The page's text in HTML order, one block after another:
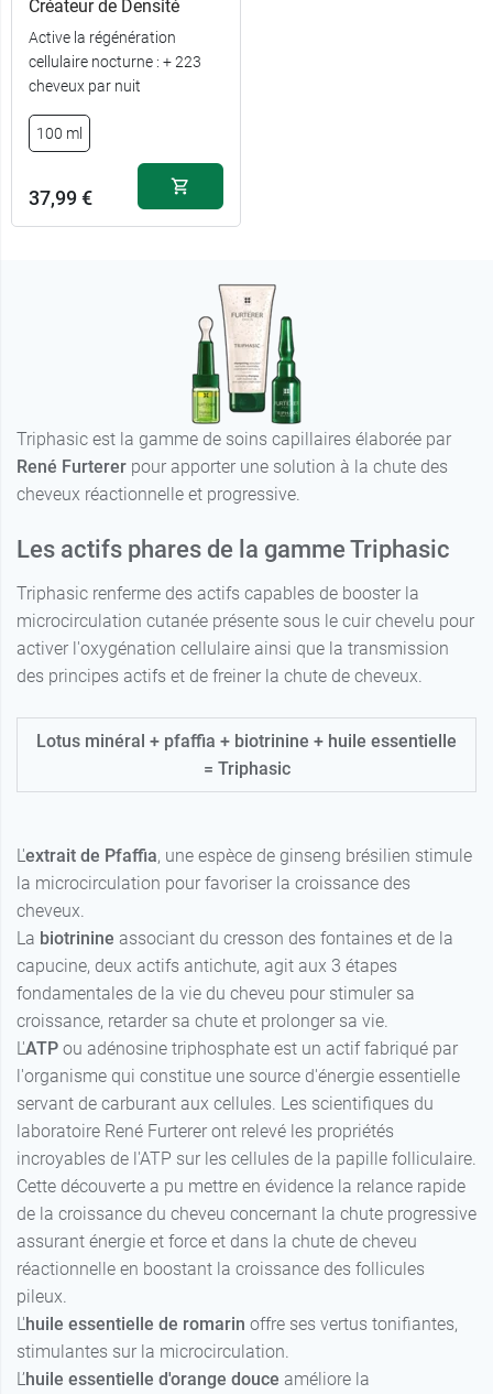
Créateur de Densité
Active la régénération
cellulaire nocturne : + 223
cheveux par nuit
100 ml
37,99 €
Triphasic est la gamme de soins capillaires élaborée par
René Furterer pour apporter une solution à la chute des
cheveux réactionnelle et progressive.
Les actifs phares de la gamme Triphasic
Triphasic renferme des actifs capables de booster la
microcirculation cutanée présente sous le cuir chevelu pour
activer l'oxygénation cellulaire ainsi que la transmission
des principes actifs et de freiner la chute de cheveux.
Lotus minéral + pfaffia + biotrinine + huile essentielle
= Triphasic
L'extrait de Pfaffia, une espèce de ginseng brésilien stimule
la microcirculation pour favoriser la croissance des
cheveux.
La biotrinine associant du cresson des fontaines et de la
capucine, deux actifs antichute, agit aux 3 étapes
fondamentales de la vie du cheveu pour stimuler sa
croissance, retarder sa chute et prolonger sa vie.
L'ATP ou adénosine triphosphate est un actif fabriqué par
l'organisme qui constitue une source d'énergie essentielle
servant de carburant aux cellules. Les scientifiques du
laboratoire René Furterer ont relevé les propriétés
incroyables de l'ATP sur les cellules de la papille folliculaire.
Cette découverte a pu mettre en évidence la relance rapide
de la croissance du cheveu concernant la chute progressive
assurant énergie et force et dans la chute de cheveu
réactionnelle en boostant la croissance des follicules
pileux.
L'huile essentielle de romarin offre ses vertus tonifiantes,
stimulantes sur la microcirculation.
L’huile essentielle d'orange douce améliore la